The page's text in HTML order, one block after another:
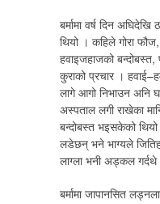
बर्मामा वर्ष दिन
थियो । कहिले गोरा
हवाइजहाजको बन्दोबस्त,
कुराको प्रचार ।
लागे आगो निभाउन अनि
अस्पताल लगी राखेका
बन्दोबस्त भइसकेको
लडेछन् भने भाग्यले
लाग्ला भनी अड्कल गर्दथे
बर्मामा जापानसित